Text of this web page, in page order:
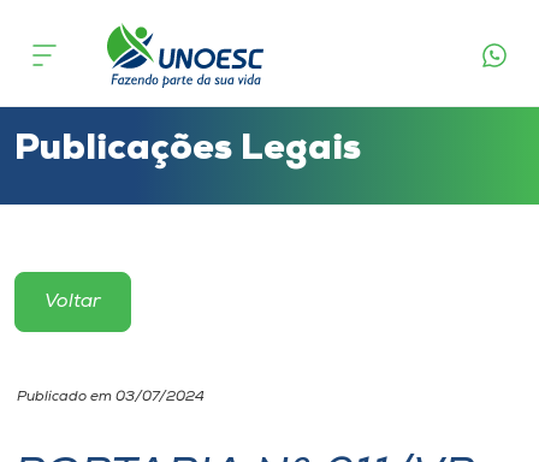
Cursos
Atendimento ao Estudante
Portal de Ensino
Unoesc
Publicações Legais
Voltar
Publicado em 03/07/2024